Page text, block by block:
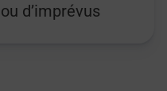
d’imprévus